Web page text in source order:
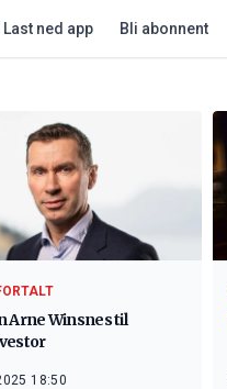
Last ned app Bli abonnent
Arne Winsnes til
18:50